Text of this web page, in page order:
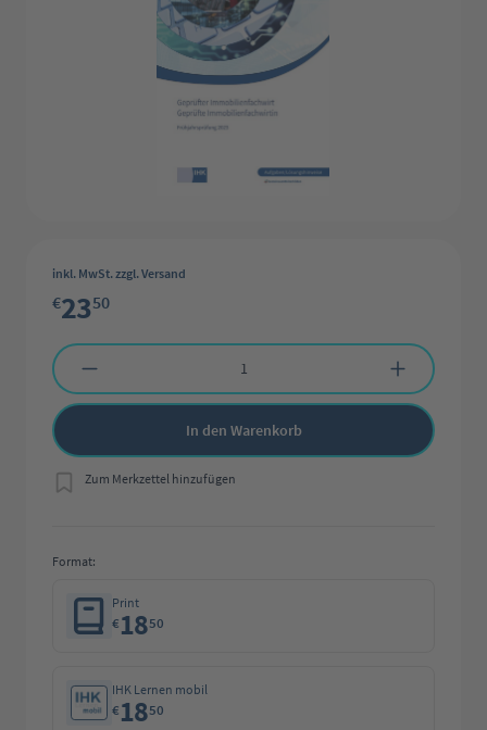
inkl. MwSt. zzgl. Versand
€2350
Produkt Anzahl: Gib den gewünschten Wert ein oder benutze die
In den Warenkorb
Zum Merkzettel hinzufügen
Format:
Print
€1850
IHK Lernen mobil
€1850